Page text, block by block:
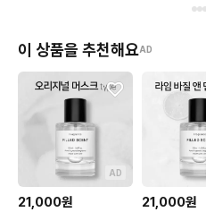
이 상품을 추천해요AD
AD
21,000원 21,000원